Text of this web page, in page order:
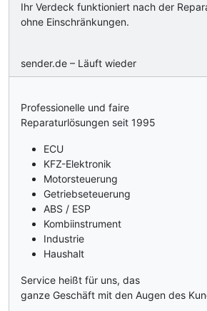
Ihr Verdeck funktioniert nach der
ohne Einschränkungen.
sender.de – Läuft wieder
Professionelle und faire
Reparaturlösungen seit 1995
ECU
KFZ-Elektronik
Motorsteuerung
Getriebseteuerung
ABS / ESP
Kombiinstrument
Industrie
Haushalt
Service heißt für uns, das
ganze Geschäft mit den Augen des